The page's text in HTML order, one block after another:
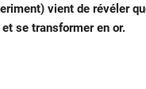
vient de révéler
se transformer en or.